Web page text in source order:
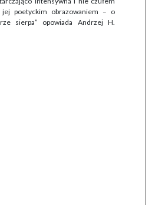
jej poetyckim obrazowaniem – o
sierpa” opowiada Andrzej H.